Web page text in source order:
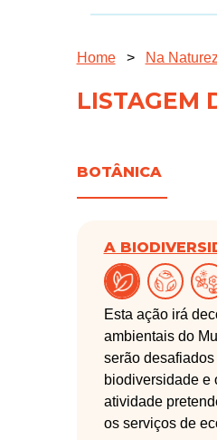
Home > Na
LISTAGEM
BOTÂNICA
A
Esta ação irá
ambientais do
serão
biodiversidade e
atividade
os serviços de